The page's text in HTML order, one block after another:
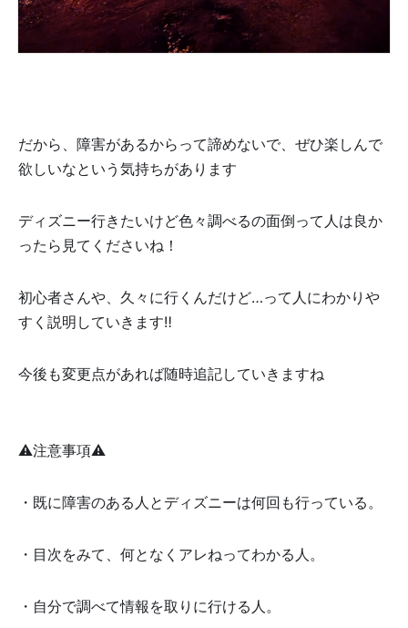
だから、障害があるからって諦めないで、ぜひ楽しんで
欲しいなという気持ちがあります🍀
ディズニー行きたいけど色々調べるの面倒って人は良か
ったら見てくださいね！
初心者さんや、久々に行くんだけど…って人にわかりや
すく説明していきます‼️
今後も変更点があれば随時追記していきますね🍀
⚠️注意事項⚠️
・既に障害のある人とディズニーは何回も行っている。
・目次をみて、何となくアレねってわかる人。
・自分で調べて情報を取りに行ける人。